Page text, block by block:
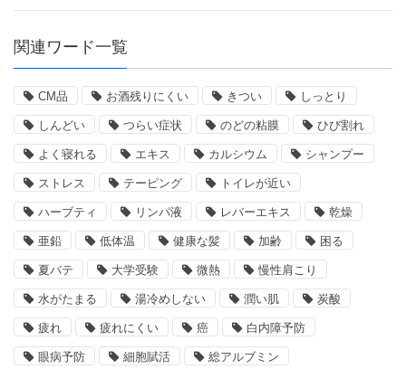
関連ワード一覧
CM品 お酒残りにくい きつい しっとり
しんどい つらい症状 のどの粘膜 ひび割れ
よく寝れる エキス カルシウム シャンプー
ストレス テーピング トイレが近い
ハーブティ リンパ液 レバーエキス 乾燥
亜鉛 低体温 健康な髪 加齢 困る
夏バテ 大学受験 微熱 慢性肩こり
水がたまる 湯冷めしない 潤い肌 炭酸
疲れ 疲れにくい 癌 白内障予防
眼病予防 細胞賦活 総アルブミン